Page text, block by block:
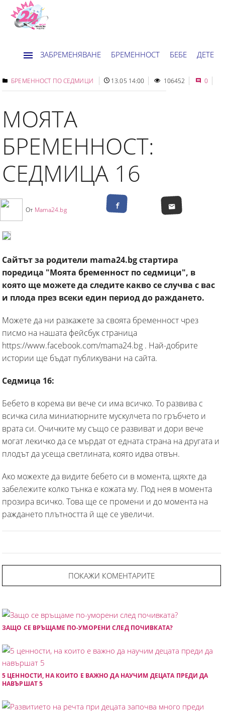
ЗАБРЕМЕНЯВАНЕ БРЕМЕННОСТ БЕБЕ ДЕТЕ
ДОМ НОВИНИ ХОРОСКОП
БРЕМЕННОСТ ПО СЕДМИЦИ 13.05 14:00 106452 0
МОЯТА
БРЕМЕННОСТ:
СЕДМИЦА 16
От Mama24.bg
Сайтът за родители mama24.bg стартира
поредица "Моята бременност по седмици", в
която ще можете да следите какво се случва с вас
и плода през всеки един период до раждането.
Можете да ни разкажете за своята бременност чрез
писмо на нашата фейсбук страница
https://www.facebook.com/mama24.bg . Най-добрите
истории ще бъдат публикувани на сайта.
Седмица 16:
Бебето в корема ви вече си има всичко. То развива с
всичка сила миниатюрните мускулчета по гръбчето и
врата си. Очичките му също се развиват и дори вече
могат лекичко да се мърдат от едната страна на другата и
плодът да усеща светлината, която идва отвън.
Ако можехте да видите бебето си в момента, щяхте да
забележите колко тънка е кожата му. Под нея в момента
прозира всичко. Това ще се промени и до момента на
раждането плътността й ще се увеличи.
ПОКАЖИ КОМЕНТАРИТЕ
ЗАЩО СЕ ВРЪЩАМЕ ПО-УМОРЕНИ СЛЕД ПОЧИВКАТА?
5 ЦЕННОСТИ, НА КОИТО Е ВАЖНО ДА НАУЧИМ ДЕЦАТА ПРЕДИ ДА
НАВЪРШАТ 5